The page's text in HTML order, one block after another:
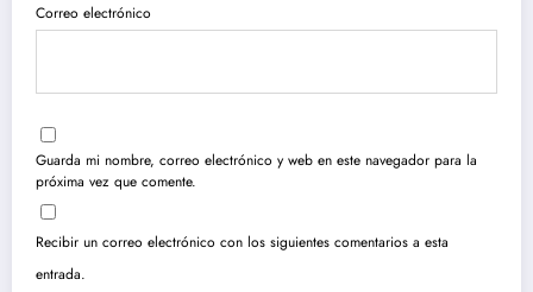
Correo electrónico
Guarda mi nombre, correo electrónico y web en este navegador para la
próxima vez que comente.
Recibir un correo electrónico con los siguientes comentarios a esta
entrada.